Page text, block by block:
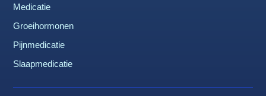
Medicatie
Groeihormonen
Pijnmedicatie
Slaapmedicatie